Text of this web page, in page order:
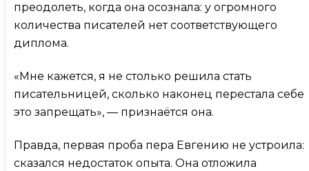
преодолеть, когда она осознала: у огромного
количества писателей нет соответствующего
диплома.
«Мне кажется, я не столько решила стать
писательницей, сколько наконец перестала себе
это запрещать», — признаётся она.
Правда, первая проба пера Евгению не устроила:
сказался недостаток опыта. Она отложила